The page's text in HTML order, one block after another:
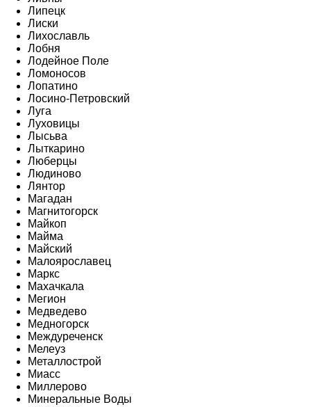
Липецк
Лиски
Лихославль
Лобня
Лодейное Поле
Ломоносов
Лопатино
Лосино-Петровский
Луга
Луховицы
Лысьва
Лыткарино
Люберцы
Людиново
Лянтор
Магадан
Магнитогорск
Майкоп
Майма
Майский
Малоярославец
Маркс
Махачкала
Мегион
Медведево
Медногорск
Междуреченск
Мелеуз
Металлострой
Миасс
Миллерово
Минеральные Воды